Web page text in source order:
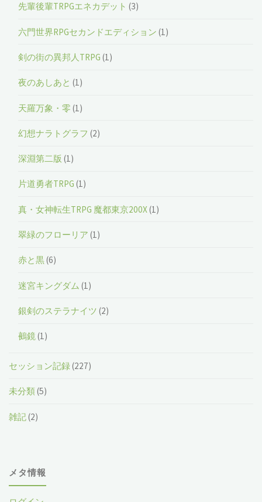
先輩後輩TRPGエネカデット (3)
六門世界RPGセカンドエディション (1)
剣の街の異邦人TRPG (1)
夜のあしあと (1)
天羅万象・零 (1)
幻想ナラトグラフ (2)
深淵第二版 (1)
片道勇者TRPG (1)
真・女神転生TRPG 魔都東京200X(1)
翠緑のフローリア (1)
赤と黒(6)
迷宮キングダム (1)
銀剣のステラナイツ (2)
鵺鏡(1)
セッション記録(227)
未分類(5)
雑記(2)
メタ情報